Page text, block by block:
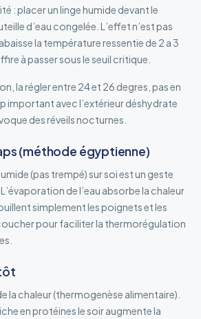
: placer un linge humide devant le
d’eau congelée. L’effet n’est pas
la température ressentie de 2 a 3
à passer sous le seuil critique.
la régler entre 24 et 26 degres, pas en
important avec l’extérieur déshydrate
des réveils nocturnes.
(méthode égyptienne)
(pas trempé) sur soi est un geste
de l’eau absorbe la chaleur
simplement les poignets et les
pour faciliter la thermorégulation
la chaleur (thermogenèse alimentaire).
en protéines le soir augmente la